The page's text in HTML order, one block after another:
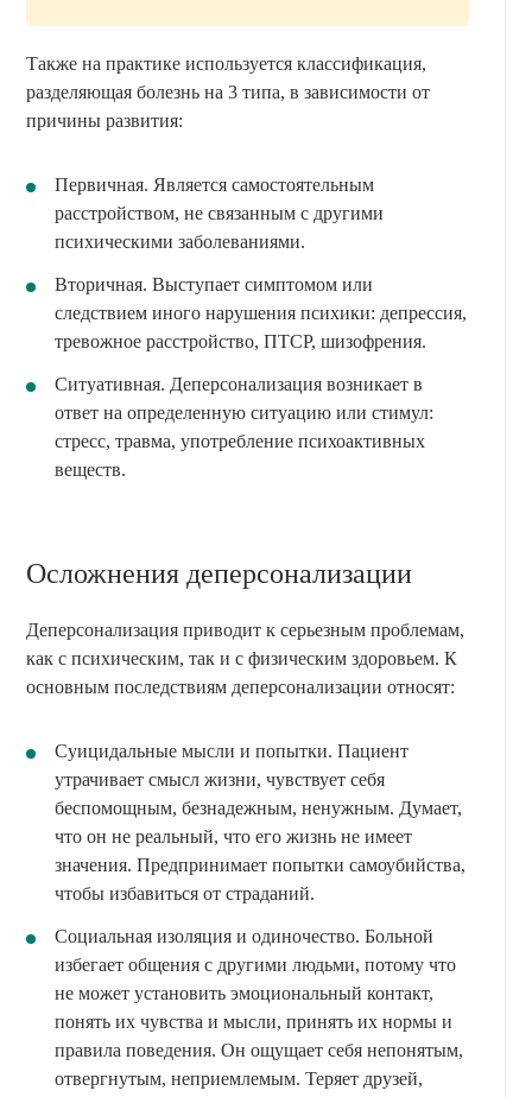
Также на практике используется классификация,
разделяющая болезнь на 3 типа, в зависимости от
причины развития:
Первичная. Является самостоятельным
расстройством, не связанным с другими
психическими заболеваниями.
Вторичная. Выступает симптомом или
следствием иного нарушения психики: депрессия,
тревожное расстройство, ПТСР, шизофрения.
Ситуативная. Деперсонализация возникает в
ответ на определенную ситуацию или стимул:
стресс, травма, употребление психоактивных
веществ.
Осложнения деперсонализации
Деперсонализация приводит к серьезным проблемам,
как с психическим, так и с физическим здоровьем. К
основным последствиям деперсонализации относят:
Суицидальные мысли и попытки. Пациент
утрачивает смысл жизни, чувствует себя
беспомощным, безнадежным, ненужным. Думает,
что он не реальный, что его жизнь не имеет
значения. Предпринимает попытки самоубийства,
чтобы избавиться от страданий.
Социальная изоляция и одиночество. Больной
избегает общения с другими людьми, потому что
не может установить эмоциональный контакт,
понять их чувства и мысли, принять их нормы и
правила поведения. Он ощущает себя непонятым,
отвергнутым, неприемлемым. Теряет друзей,